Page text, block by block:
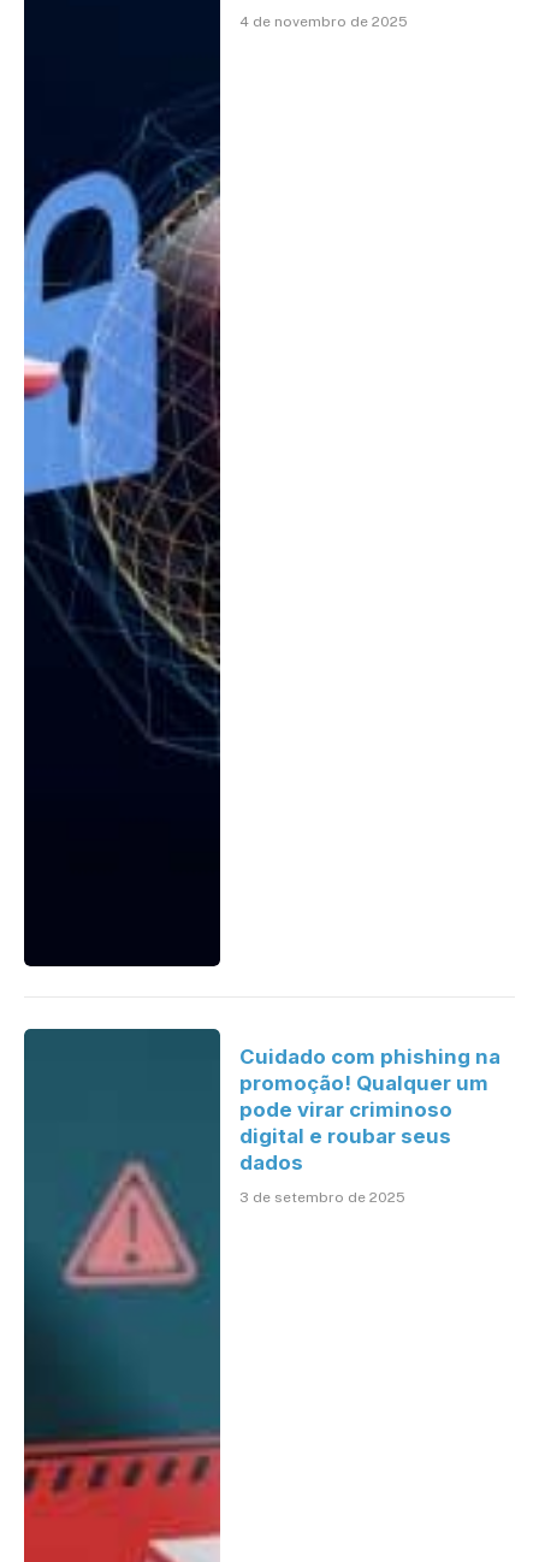
4 de novembro de 2025
Cuidado com phishing na
promoção! Qualquer um
pode virar criminoso
digital e roubar seus
dados
3 de setembro de 2025